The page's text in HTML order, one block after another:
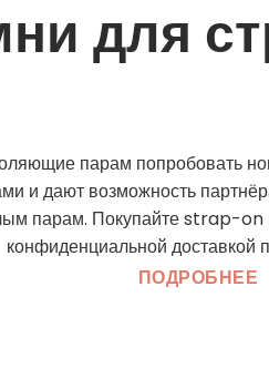
для
парам попробовать
и дают возможность
парам. Покупайте strap-
конфиденциальной доставкой
ПОДРОБНЕЕ